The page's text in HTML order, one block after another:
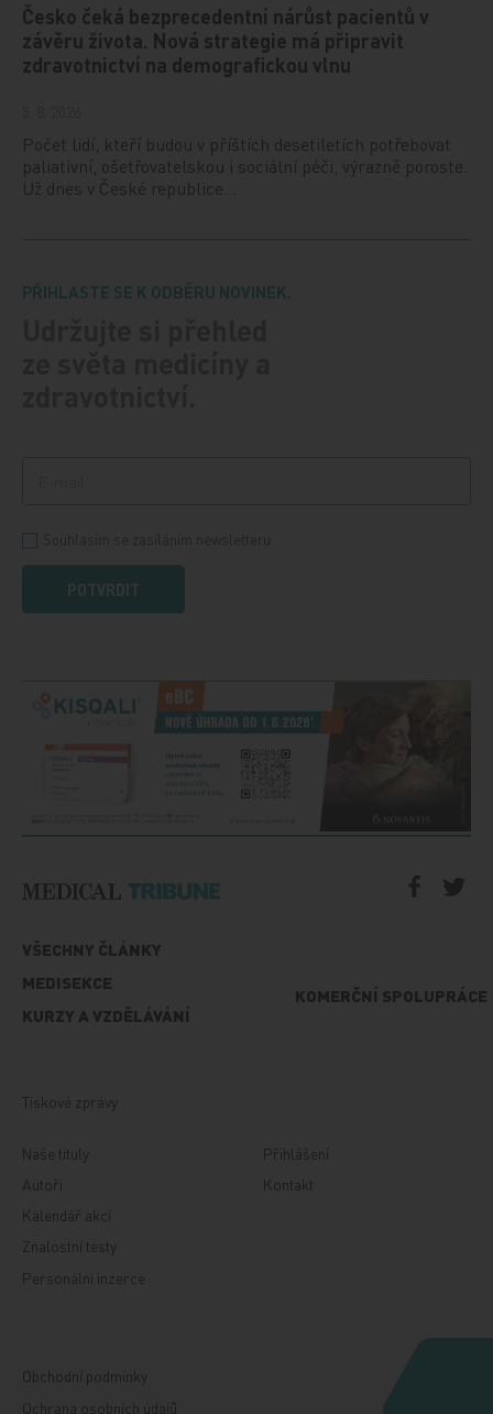
Česko čeká bezprecedentní nárůst pacientů v
závěru života. Nová strategie má připravit
zdravotnictví na demografickou vlnu
Počet lidí, kteří budou v příštích desetiletích potřebovat
paliativní, ošetřovatelskou i sociální péči, výrazně poroste.
Už dnes v České republice…
PŘIHLASTE SE K ODBĚRU NOVINEK.
POTVRDIT
VŠECHNY ČLÁNKY
MEDISEKCE
KURZY A VZDĚLÁVÁNÍ
KOMERČNÍ SPOLUPRÁCE
Tiskové zprávy
Naše tituly
Autoři
Kalendář akcí
Znalostní testy
Personální inzerce
Přihlášení
Kontakt
Obchodní podmínky
Ochrana osobních údajů